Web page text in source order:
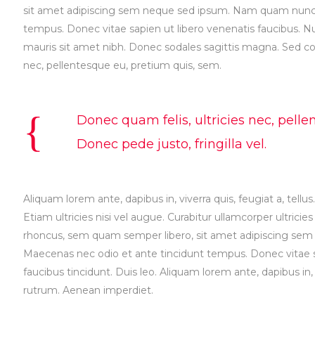
sit amet adipiscing sem neque sed ipsum. Nam quam
tempus. Donec vitae sapien ut libero venenatis faucibus.
mauris sit amet nibh. Donec sodales sagittis magna. Sed
nec, pellentesque eu, pretium quis, sem.
Donec quam felis, ultricies nec,
Donec pede justo, fringilla vel.
Aliquam lorem ante, dapibus in, viverra quis, feugiat a,
Etiam ultricies nisi vel augue. Curabitur ullamcorper
rhoncus, sem quam semper libero, sit amet adipiscing
Maecenas nec odio et ante tincidunt tempus. Donec
faucibus tincidunt. Duis leo. Aliquam lorem ante, dapibus
rutrum. Aenean imperdiet.